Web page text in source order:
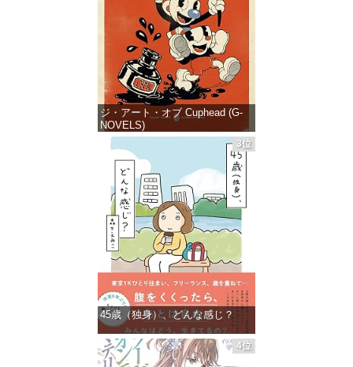
ジ・アート・オブ Cuphead (G-
NOVELS)
価格：¥4,400
3位
45歳（独身）、どんな感じ？
価格：¥1,359
4位